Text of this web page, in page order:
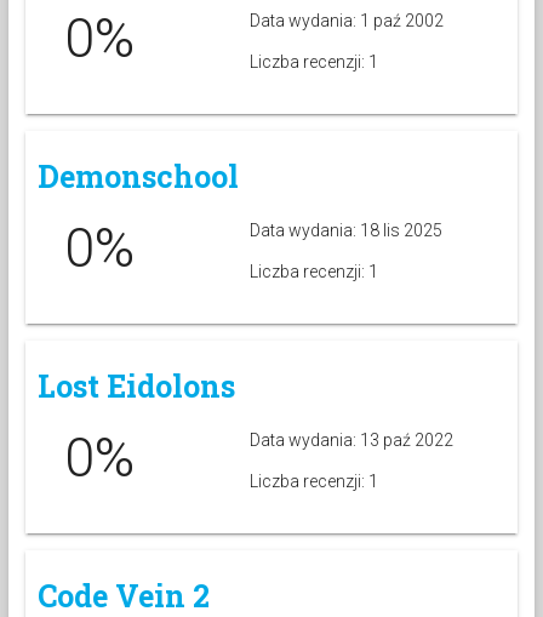
0% Data wydania: 1 paź 2002
Liczba recenzji: 1
Demonschool
0% Data wydania: 18 lis 2025
Liczba recenzji: 1
Lost Eidolons
0% Data wydania: 13 paź 2022
Liczba recenzji: 1
Code Vein 2